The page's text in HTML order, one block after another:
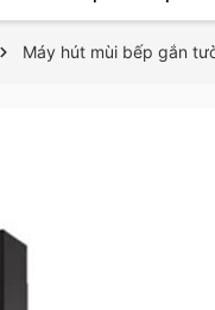
Máy hút mùi bếp gắn